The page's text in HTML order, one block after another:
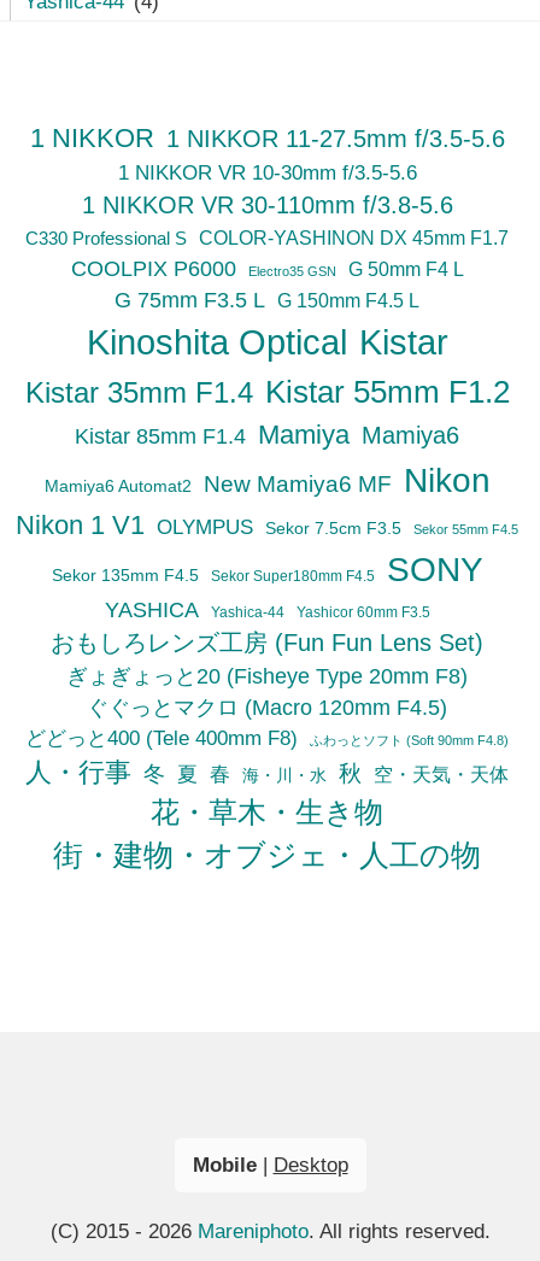
1 NIKKOR 1 NIKKOR 11-27.5mm f/3.5-5.6
1 NIKKOR VR 10-30mm f/3.5-5.6
1 NIKKOR VR 30-110mm f/3.8-5.6
C330 Professional S COLOR-YASHINON DX 45mm F1.7
COOLPIX P6000 Electro35 GSN G 50mm F4 L
G 75mm F3.5 L G 150mm F4.5 L
Kinoshita Optical Kistar
Kistar 35mm F1.4 Kistar 55mm F1.2
Kistar 85mm F1.4 Mamiya Mamiya6
Mamiya6 Automat2 New Mamiya6 MF Nikon
Nikon 1 V1 OLYMPUS Sekor 7.5cm F3.5 Sekor 55mm F4.5
Sekor 135mm F4.5 Sekor Super180mm F4.5 SONY
YASHICA Yashica-44 Yashicor 60mm F3.5
おもしろレンズ工房 (Fun Fun Lens Set)
ぎょぎょっと20 (Fisheye Type 20mm F8)
ぐぐっとマクロ (Macro 120mm F4.5)
どどっと400 (Tele 400mm F8) ふわっとソフト (Soft 90mm F4.8)
人・行事 冬 夏 春 海・川・水 秋 空・天気・天体
花・草木・生き物
街・建物・オブジェ・人工の物
Mobile| Desktop
(C) 2015 - 2026 Mareniphoto. All rights reserved.